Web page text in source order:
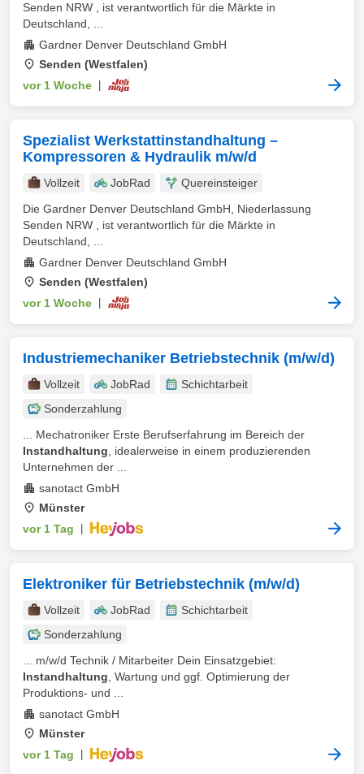
Senden NRW , ist verantwortlich für die Märkte in
Deutschland, ...
Gardner Denver Deutschland GmbH
Senden (Westfalen)
vor 1 Woche
Spezialist Werkstattinstandhaltung –
Kompressoren & Hydraulik m/w/d
Vollzeit JobRad
Quereinsteiger
Die Gardner Denver Deutschland GmbH, Niederlassung
Senden NRW , ist verantwortlich für die Märkte in
Deutschland, ...
Gardner Denver Deutschland GmbH
Senden (Westfalen)
vor 1 Woche
Industriemechaniker Betriebstechnik (m/w/d)
Vollzeit JobRad
Schichtarbeit
Sonderzahlung
... Mechatroniker Erste Berufserfahrung im Bereich der
Instandhaltung , idealerweise in einem produzierenden
Unternehmen der ...
sanotact GmbH
Münster
vor 1 Tag
Elektroniker für Betriebstechnik (m/w/d)
Vollzeit JobRad
Schichtarbeit
Sonderzahlung
... m/w/d Technik / Mitarbeiter Dein Einsatzgebiet:
Instandhaltung , Wartung und ggf. Optimierung der
Produktions- und ...
sanotact GmbH
Münster
vor 1 Tag